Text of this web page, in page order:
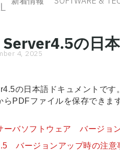
の日
4, 2025
の日本語ドキュメントです。
らPDFファイルを保存できます
ーバソフトウェア バージョ
バージョンアップ時の注意